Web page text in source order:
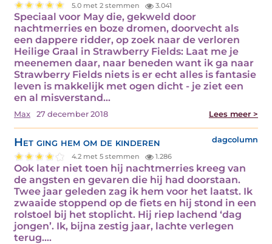
5.0 met 2 stemmen 3.041
Speciaal voor May die, gekweld door
nachtmerries en boze dromen, doorvecht als
een dappere ridder, op zoek naar de verloren
Heilige Graal in Strawberry Fields: Laat me je
meenemen daar, naar beneden want ik ga naar
Strawberry Fields niets is er echt alles is fantasie
leven is makkelijk met ogen dicht - je ziet een
en al misverstand…
Max 27 december 2018 Lees meer >
Het ging hem om de kinderen dagcolumn
4.2 met 5 stemmen 1.286
Ook later niet toen hij nachtmerries kreeg van
de angsten en gevaren die hij had doorstaan.
Twee jaar geleden zag ik hem voor het laatst. Ik
zwaaide stoppend op de fiets en hij stond in een
rolstoel bij het stoplicht. Hij riep lachend ‘dag
jongen’. Ik, bijna zestig jaar, lachte verlegen
terug.…